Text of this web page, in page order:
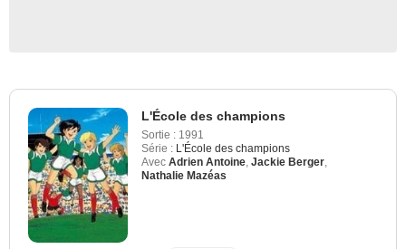
L'École des champions
Sortie : 1991
Série : L'École des champions
Avec Adrien Antoine, Jackie Berger,
Nathalie Mazéas